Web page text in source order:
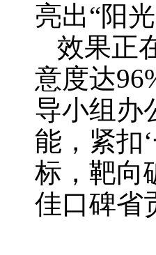
亮出“阳
效果正
意度达
导小组办
能，紧扣
标，靶向
佳口碑省